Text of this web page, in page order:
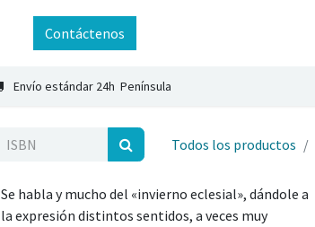
Contáctenos
Envío estándar 24h Península
Todos los productos
Se habla y mucho del «invierno eclesial», dándole a
la expresión distintos sentidos, a veces muy